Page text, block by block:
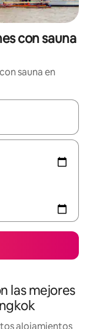
con sauna
sauna en
navegá con las
las mejores
alojamientos